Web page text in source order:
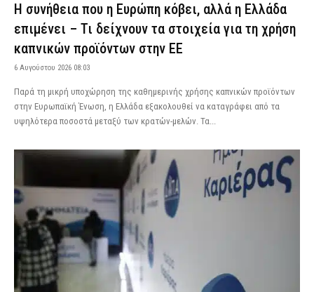
Η συνήθεια που η Ευρώπη κόβει, αλλά η Ελλάδα
επιμένει – Τι δείχνουν τα στοιχεία για τη χρήση
καπνικών προϊόντων στην ΕΕ
6 Αυγούστου 2026 08:03
Παρά τη μικρή υποχώρηση της καθημερινής χρήσης καπνικών προϊόντων
στην Ευρωπαϊκή Ένωση, η Ελλάδα εξακολουθεί να καταγράφει από τα
υψηλότερα ποσοστά μεταξύ των κρατών-μελών. Τα...